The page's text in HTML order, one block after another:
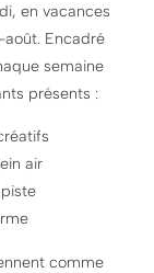
en vacances
Encadré
semaine
présents :
air
comme